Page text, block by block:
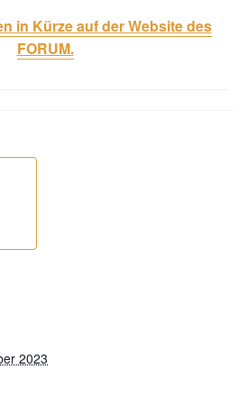
in Kürze auf der Website des
FORUM.
2023